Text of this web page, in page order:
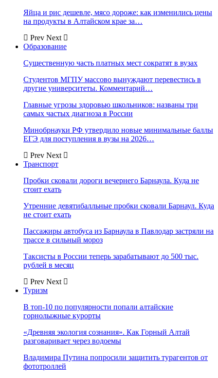
Яйца и рис дешевле, мясо дороже: как изменились цены
на продукты в Алтайском крае за…
Prev Next
Образование
Существенную часть платных мест сократят в вузах
Студентов МГПУ массово вынуждают перевестись в
другие университеты. Комментарий…
Главные угрозы здоровью школьников: названы три
самых частых диагноза в России
Минобрнауки РФ утвердило новые минимальные баллы
ЕГЭ для поступления в вузы на 2026…
Prev Next
Транспорт
Пробки сковали дороги вечернего Барнаула. Куда не
стоит ехать
Утренние девятибалльные пробки сковали Барнаул. Куда
не стоит ехать
Пассажиры автобуса из Барнаула в Павлодар застряли на
трассе в сильный мороз
Таксисты в России теперь зарабатывают до 500 тыс.
рублей в месяц
Prev Next
Туризм
В топ-10 по популярности попали алтайские
горнолыжные курорты
«Древняя экология сознания». Как Горный Алтай
разговаривает через водоемы
Владимира Путина попросили защитить турагентов от
фототроллей